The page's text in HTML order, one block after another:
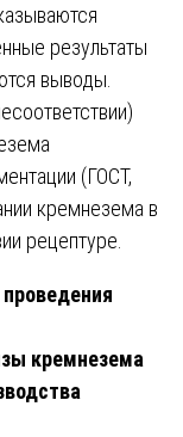
результаты
выводы.
(ГОСТ,
кремнезема в
рецептуре.
кремнезема